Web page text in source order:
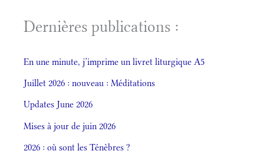
Dernières publications :
En une minute, j’imprime un livret liturgique A5
Juillet 2026 : nouveau : Méditations
Updates June 2026
Mises à jour de juin 2026
2026 : où sont les Ténèbres ?